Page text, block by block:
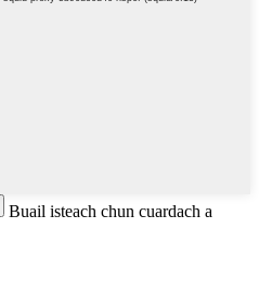
Buail isteach chun cuardach a